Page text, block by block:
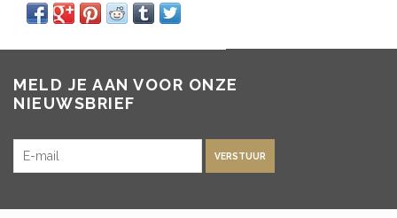
MELD JE AAN VOOR ONZE
NIEUWSBRIEF
VERSTUUR